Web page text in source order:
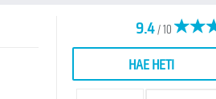
9.4/ 10
HAE HETI